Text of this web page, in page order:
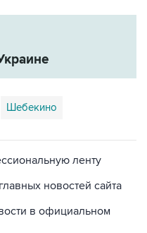
Шебекино
ленту
новостей сайта
в официальном